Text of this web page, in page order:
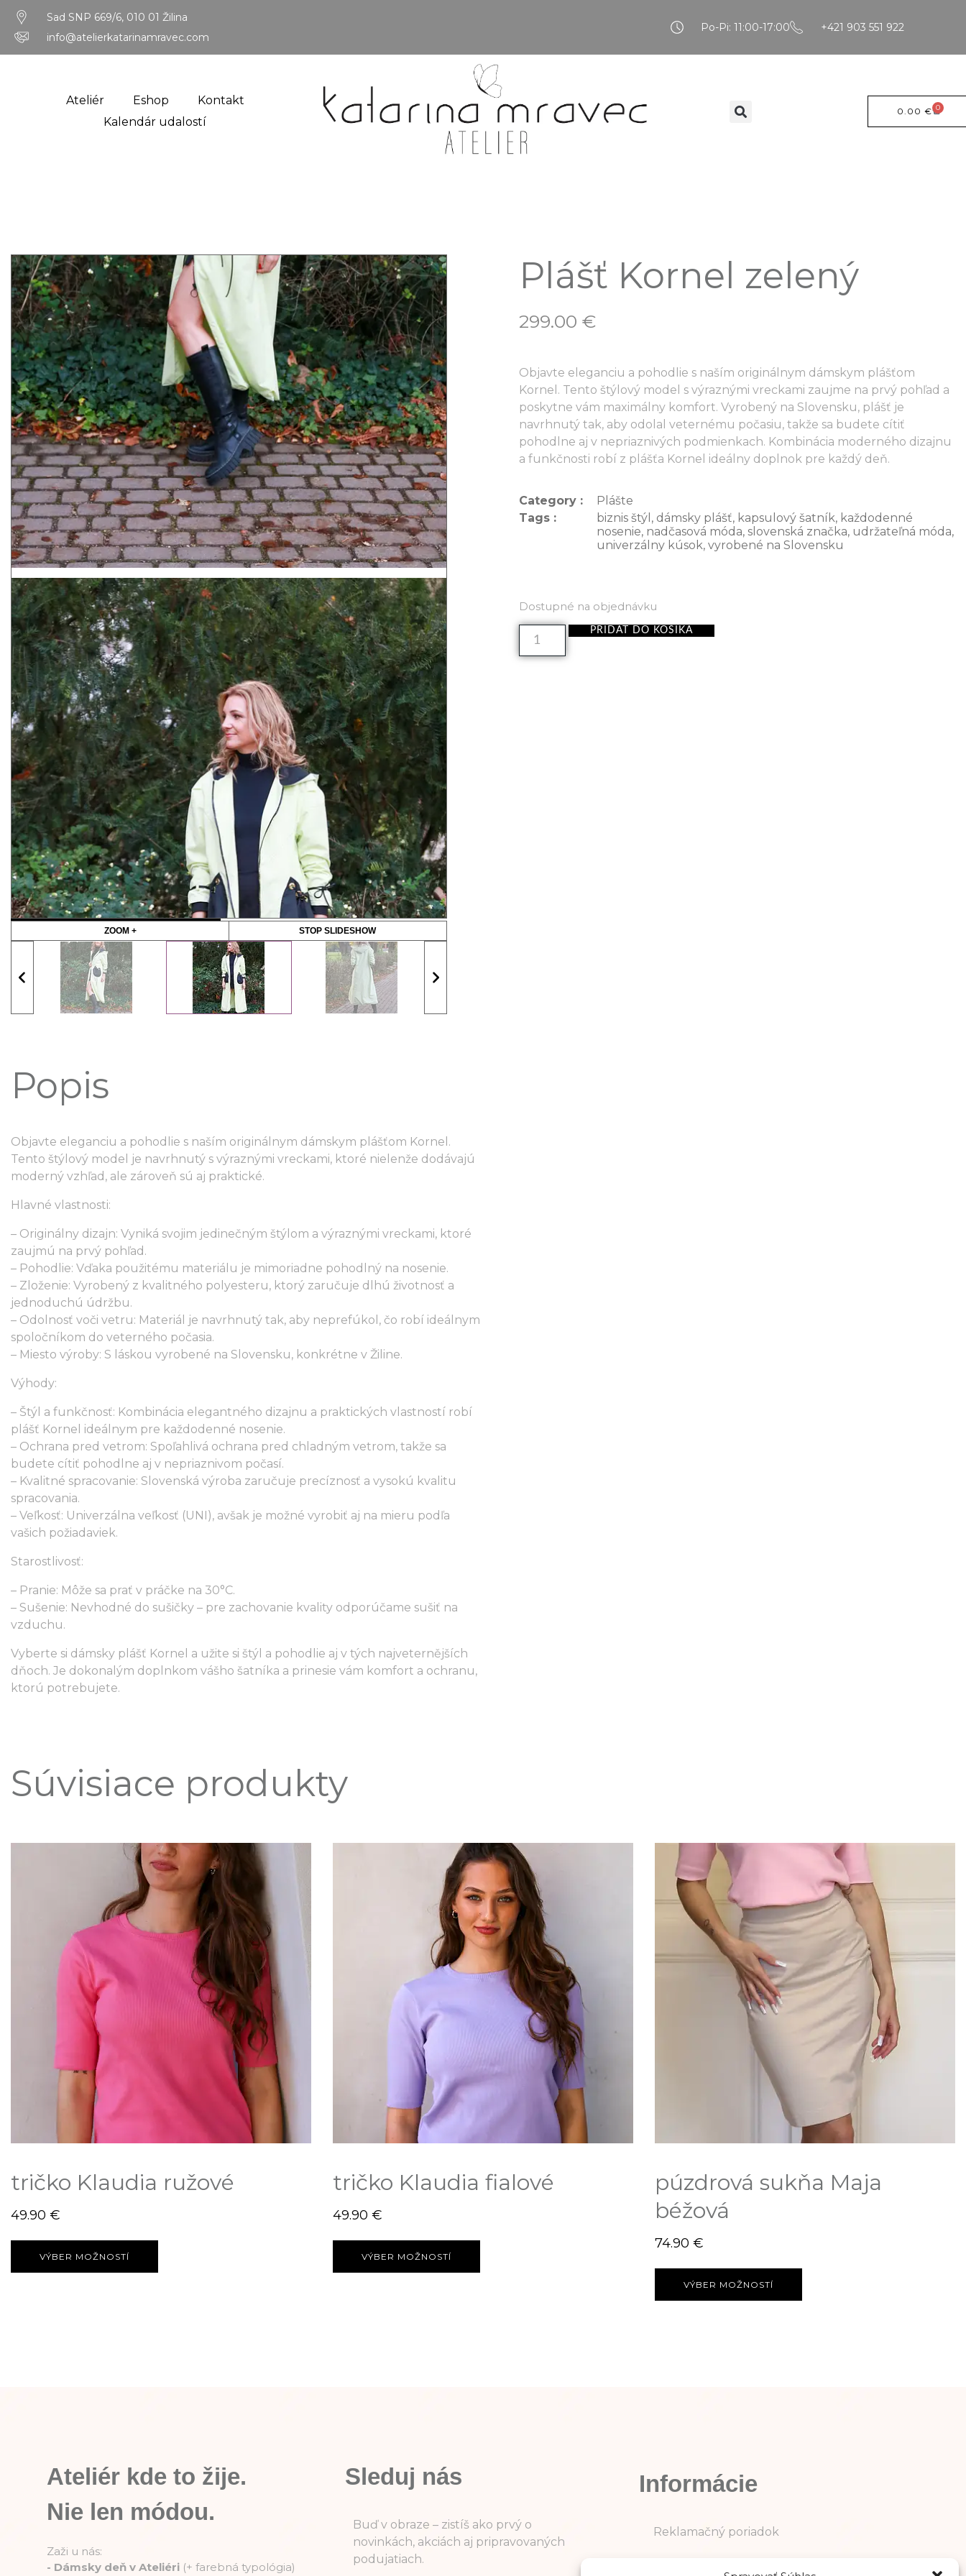
Sad SNP 669/6, 010 01 Žilina
info@atelierkatarinamravec.com
Po-Pi: 11:00-17:00 +421 903 551 922
Ateliér Eshop
Kontakt
Kalendár udalostí
0.00€ 0
ZOOM + STOP SLIDESHOW
Plášť Kornel zelený
299.00 €
Objavte eleganciu a pohodlie s naším originálnym dámskym plášťom
Kornel. Tento štýlový model s výraznými vreckami zaujme na prvý pohľad a
poskytne vám maximálny komfort. Vyrobený na Slovensku, plášť je
navrhnutý tak, aby odolal veternému počasiu, takže sa budete cítiť
pohodlne aj v nepriaznivých podmienkach. Kombinácia moderného dizajnu
a funkčnosti robí z plášťa Kornel ideálny doplnok pre každý deň.
Category :
Plášte
Tags :
biznis štýl , dámsky plášť, kapsulový šatník, každodenné
nosenie, nadčasová móda, slovenská značka, udržateľná móda,
univerzálny kúsok, vyrobené na Slovensku
Dostupné na objednávku
PRIDAŤ DO KOŠÍKA
Popis
Objavte eleganciu a pohodlie s naším originálnym dámskym plášťom Kornel.
Tento štýlový model je navrhnutý s výraznými vreckami, ktoré nielenže dodávajú
moderný vzhľad, ale zároveň sú aj praktické.
Hlavné vlastnosti:
– Originálny dizajn: Vyniká svojim jedinečným štýlom a výraznými vreckami, ktoré
zaujmú na prvý pohľad.
– Pohodlie: Vďaka použitému materiálu je mimoriadne pohodlný na nosenie.
– Zloženie: Vyrobený z kvalitného polyesteru, ktorý zaručuje dlhú životnosť a
jednoduchú údržbu.
– Odolnosť voči vetru: Materiál je navrhnutý tak, aby neprefúkol, čo robí ideálnym
spoločníkom do veterného počasia.
– Miesto výroby: S láskou vyrobené na Slovensku, konkrétne v Žiline.
Výhody:
– Štýl a funkčnosť: Kombinácia elegantného dizajnu a praktických vlastností robí
plášť Kornel ideálnym pre každodenné nosenie.
– Ochrana pred vetrom: Spoľahlivá ochrana pred chladným vetrom, takže sa
budete cítiť pohodlne aj v nepriaznivom počasí.
– Kvalitné spracovanie: Slovenská výroba zaručuje precíznosť a vysokú kvalitu
spracovania.
– Veľkosť: Univerzálna veľkosť (UNI), avšak je možné vyrobiť aj na mieru podľa
vašich požiadaviek.
Starostlivosť:
– Pranie: Môže sa prať v práčke na 30°C.
– Sušenie: Nevhodné do sušičky – pre zachovanie kvality odporúčame sušiť na
vzduchu.
Vyberte si dámsky plášť Kornel a užite si štýl a pohodlie aj v tých najveternějších
dňoch. Je dokonalým doplnkom vášho šatníka a prinesie vám komfort a ochranu,
ktorú potrebujete.
Súvisiace produkty
tričko Klaudia ružové
49.90 €
VÝBER MOŽNOSTÍ
tričko Klaudia fialové
49.90 €
VÝBER MOŽNOSTÍ
púzdrová sukňa Maja
béžová
74.90 €
VÝBER MOŽNOSTÍ
Ateliér kde to žije.
Nie len módou.
Zaži u nás:
- Dámsky deň v Ateliéri (+ farebná typológia)
Sleduj nás
Buď v obraze – zistíš ako prvý o
novinkách, akciách aj pripravovaných
podujatiach.
Informácie
Reklamačný poriadok